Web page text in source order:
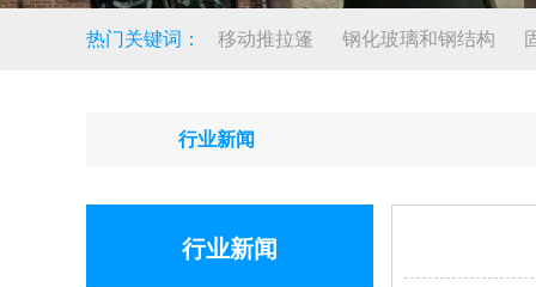
热门关键词： 移动推拉篷 钢化玻璃和钢结构
行业新闻
行业新闻